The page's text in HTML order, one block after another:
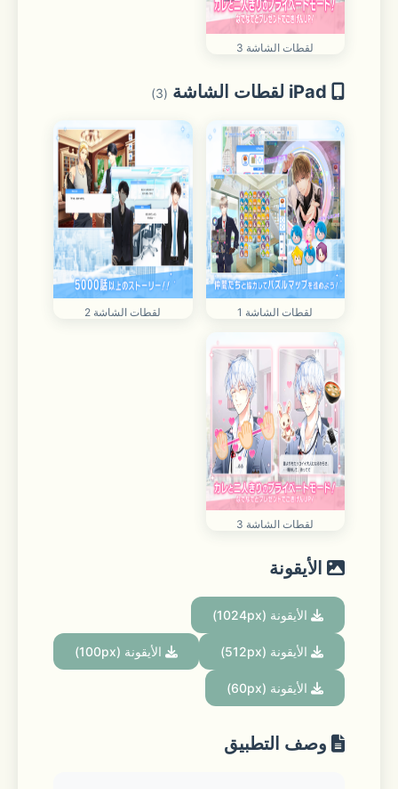
لقطات الشاشة 3
(3)
لقطات الشاشة 1 لقطات الشاشة 2
لقطات الشاشة 3
الأيقونة
الأيقونة (1024px)
الأيقونة (512px) الأيقونة (100px)
الأيقونة (60px)
وصف التطبيق